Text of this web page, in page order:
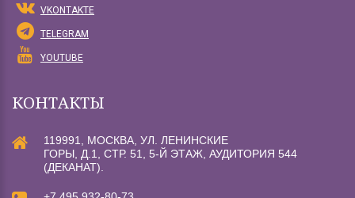
VKONTAKTE
TELEGRAM
YOUTUBE
КОНТАКТЫ
119991, МОСКВА, УЛ. ЛЕНИНСКИЕ
ГОРЫ, Д.1, СТР. 51, 5-Й ЭТАЖ, АУДИТОРИЯ 544
(ДЕКАНАТ).